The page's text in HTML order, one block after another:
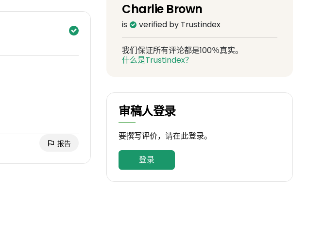
报告
Charlie Brown
is verified by Trustindex
我们保证所有评论都是100％真实。
什么是Trustindex？
审稿人登录
要撰写评价，请在此登录。
登录